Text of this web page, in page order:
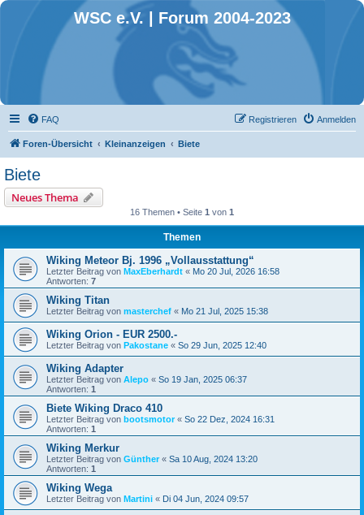
WSC e.V. | Forum 2004-2023
FAQ Anmelden
Registrieren
Foren-Übersicht Kleinanzeigen Biete
Biete
Neues Thema
16 Themen • Seite 1 von 1
Themen
Wiking Meteor Bj. 1996 „Vollausstattung“
Letzter Beitrag von MaxEberhardt « Mo 20 Jul, 2026 16:58
Antworten: 7
Wiking Titan
Letzter Beitrag von masterchef « Mo 21 Jul, 2025 15:38
Wiking Orion - EUR 2500.-
Letzter Beitrag von Pakostane « So 29 Jun, 2025 12:40
Wiking Adapter
Letzter Beitrag von Alepo « So 19 Jan, 2025 06:37
Antworten: 1
Biete Wiking Draco 410
Letzter Beitrag von bootsmotor« So 22 Dez, 2024 16:31
Antworten: 1
Wiking Merkur
Letzter Beitrag von Günther « Sa 10 Aug, 2024 13:20
Antworten: 1
Wiking Wega
Letzter Beitrag von Martini « Di 04 Jun, 2024 09:57